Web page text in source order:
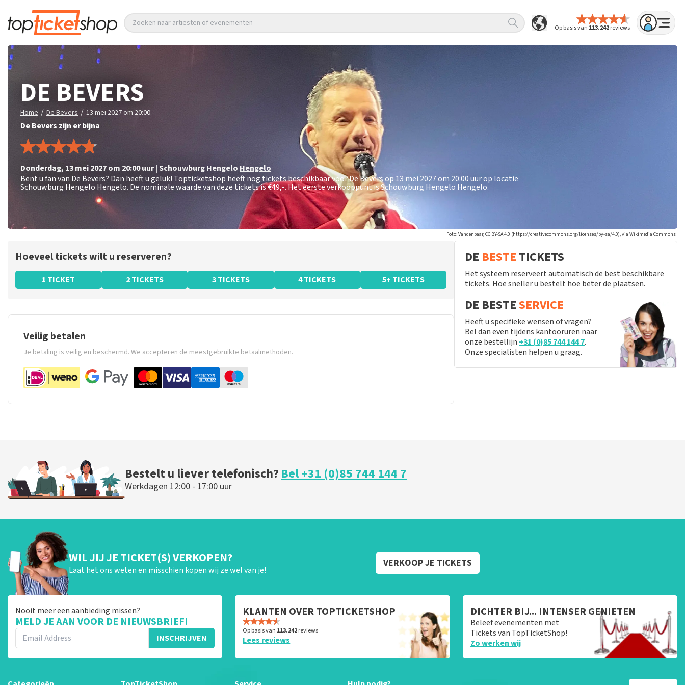
Op basis van 113.242reviews
Zoeken naar artiesten of evenementen
DE BEVERS
Home / De Bevers / 13 mei 2027 om 20:00
De Bevers zijn er bijna
donderdag, 13 mei 2027 om 20:00uur|Schouwburg Hengelo Hengelo
Bent u fan van De Bevers? Dan heeft u geluk! Topticketshop heeft nog tickets beschikbaar voor De Bevers op 13 mei 2027 om 20:00 uur op locatie
Schouwburg Hengelo Hengelo. De nominale waarde van deze tickets is€49,-. Het eerste verkooppunt is Schouwburg Hengelo Hengelo.
Foto: Vandenbaar, CC BY-SA 4.0 (https://creativecommons.org/licenses/by-sa/4.0), via Wikimedia Commons
Hoeveel tickets wilt u reserveren?
1 TICKET 2 TICKETS 3 TICKETS 4 TICKETS 5+ TICKETS
Veilig betalen
Je betaling is veilig en beschermd. We accepteren de meestgebruikte betaalmethoden.
DE BESTE TICKETS
Het systeem reserveert automatisch de best beschikbare
tickets. Hoe sneller u bestelt hoe beter de plaatsen.
DE BESTESERVICE
Heeft u specifieke wensen of vragen?
Bel dan even tijdens kantooruren naar
onze bestellijn +31 (0)85 744 144 7.
Onze specialisten helpen u graag.
Bestelt u liever telefonisch?Bel +31 (0)85 744 144 7
Werkdagen 12:00 - 17:00 uur
WIL JIJ JE TICKET(S) VERKOPEN?
Laat het ons weten en misschien kopen wij ze wel van je!
VERKOOP JE TICKETS
Nooit meer een aanbieding missen?
MELD JE AAN VOOR DE NIEUWSBRIEF!
INSCHRIJVEN
KLANTEN OVER TOPTICKETSHOP
Op basis van 113.242reviews
Lees reviews
DICHTER BIJ... INTENSER GENIETEN
Beleef evenementen met
Tickets van TopTicketShop!
Zo werken wij